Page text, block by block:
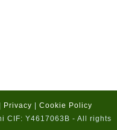
Privacy | Cookie Policy
CIF: Y4617063B - All rights